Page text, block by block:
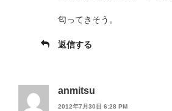
匂ってきそう。
返信する
anmitsu
2012年7月30日 6:28 PM